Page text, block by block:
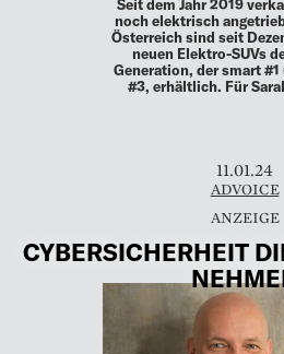
Seit dem Jahr 2019
noch elektrisch
Österreich sind seit
neuen Elektro-SUVs
Generation, der smart
#3, erhältlich. Für
11.01.24
ADVOICE
CYBERSICHERHEIT